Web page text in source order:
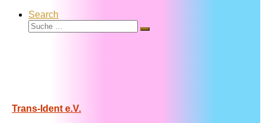
Search
Suche
Suche
Trans-Ident e.V.